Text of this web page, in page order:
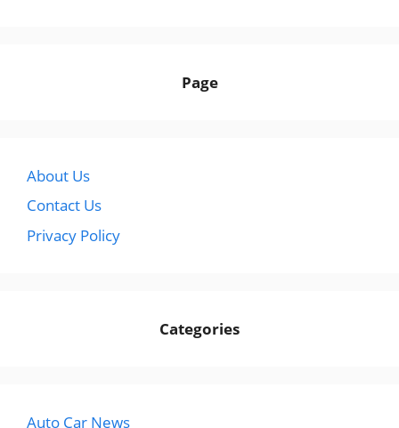
Page
About Us
Contact Us
Privacy Policy
Categories
Auto Car News